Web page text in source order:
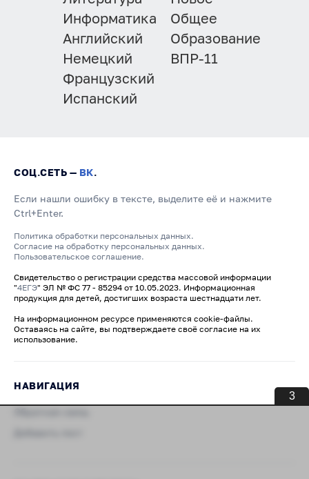
3
Информатика
Английский
Немецкий
Французский
Испанский
Общее
Образование
ВПР-11
СОЦ.СЕТЬ — ВК.
Если нашли ошибку в тексте, выделите её и нажмите
Ctrl+Enter.
Политика обработки персональных данных.
Согласие на обработку персональных данных.
Пользовательское соглашение.
Свидетельство о регистрации средства массовой информации
"4ЕГЭ" ЭЛ № ФС 77 - 85294 от 10.05.2023. Информационная
продукция для детей, достигших возраста шестнадцати лет.
На информационном ресурсе применяются cookie-файлы.
Оставаясь на сайте, вы подтверждаете своё согласие на их
использование.
НАВИГАЦИЯ